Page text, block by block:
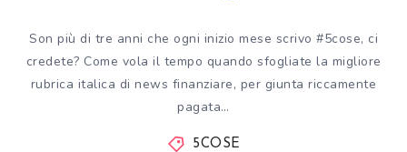
Son più di tre anni che ogni inizio mese scrivo #5cose, ci
credete? Come vola il tempo quando sfogliate la migliore
rubrica italica di news finanziare, per giunta riccamente
pagata…
5COSE